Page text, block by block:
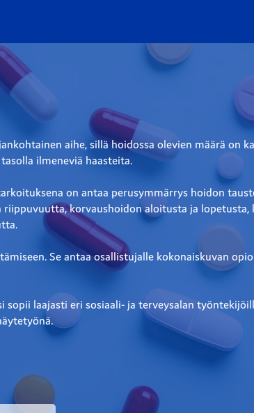
aihe, sillä hoidossa olevien määrä on
ilmeneviä haasteita.
on antaa perusymmärrys hoidon
korvaushoidon aloitusta ja lopetusta,
Se antaa osallistujalle kokonaiskuvan
laajasti eri sosiaali- ja terveysalan